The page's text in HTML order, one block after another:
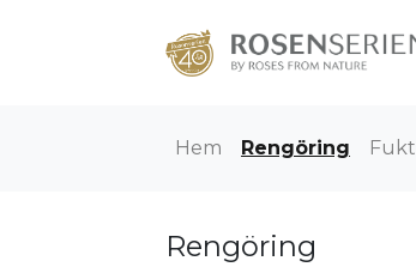
Hem Rengöring Fukt
Rengöring